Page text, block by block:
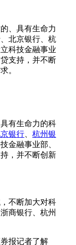
、具有生命力
北京银行、杭
科技金融事业
支持，并不断
。
有生命力的科
银行
杭州银
金融事业部、
，并不断创新
不断加大对科
商银行、杭州
报记者了解